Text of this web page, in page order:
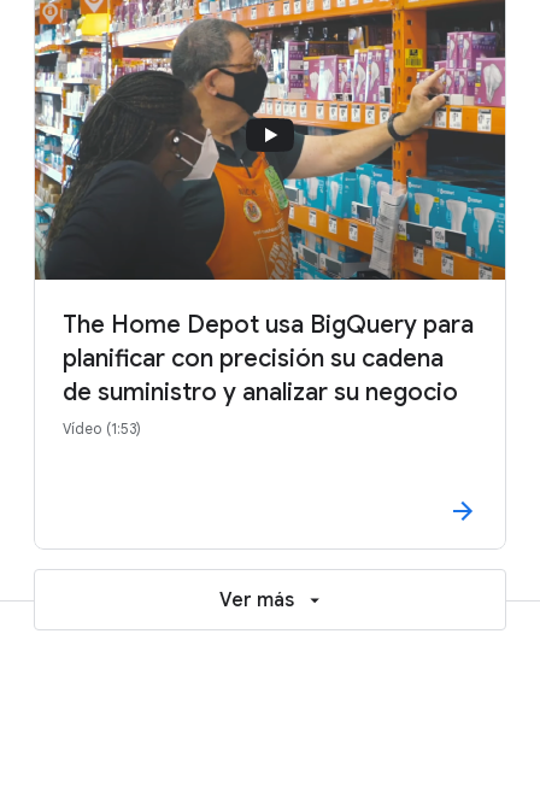
The Home Depot usa BigQuery para
planificar con precisión su cadena
de suministro y analizar su negocio
Vídeo (1:53)
Ver más